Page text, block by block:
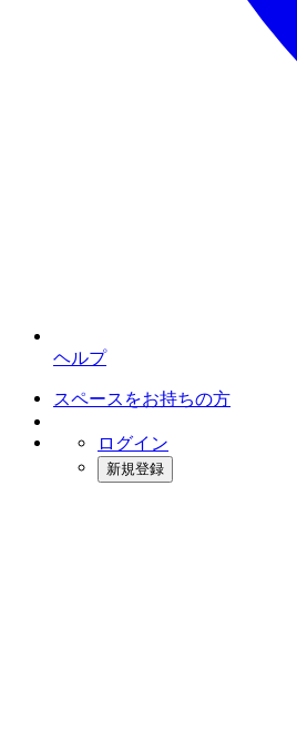
ヘルプ
スペースをお持ちの方
ログイン
新規登録